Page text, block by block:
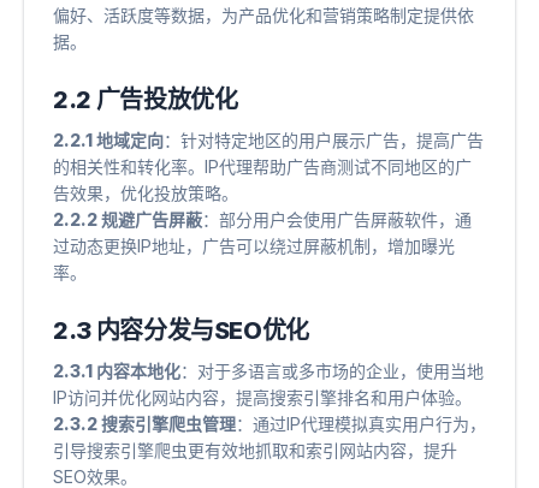
偏好、活跃度等数据，为产品优化和营销策略制定提供依
据。
2.2 广告投放优化
2.2.1 地域定向​：针对特定地区的用户展示广告，提高广告
的相关性和转化率。IP代理帮助广告商测试不同地区的广
告效果，优化投放策略。
2.2.2 规避广告屏蔽​：部分用户会使用广告屏蔽软件，通
过动态更换IP地址，广告可以绕过屏蔽机制，增加曝光
率。
2.3 内容分发与SEO优化
2.3.1 内容本地化​：对于多语言或多市场的企业，使用当地
IP访问并优化网站内容，提高搜索引擎排名和用户体验。
2.3.2 搜索引擎爬虫管理​：通过IP代理模拟真实用户行为，
引导搜索引擎爬虫更有效地抓取和索引网站内容，提升
SEO效果。